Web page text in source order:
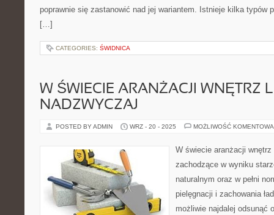
poprawnie się zastanowić nad jej wariantem. Istnieje kilka typów
[…]
CATEGORIES: ŚWIDNICA
W ŚWIECIE ARANŻACJI WNĘTRZ
NADZWYCZAJ
POSTED BY ADMIN WRZ - 20 - 2025 MOŻLIWOŚĆ
W świecie aranżacji
zachodzące w wyniku
naturalnym oraz w pełni
pielęgnacji i zachowania
możliwie najdalej odsunąć